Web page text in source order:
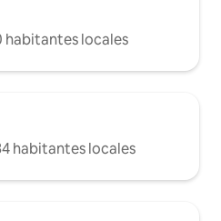
habitantes locales
habitantes locales